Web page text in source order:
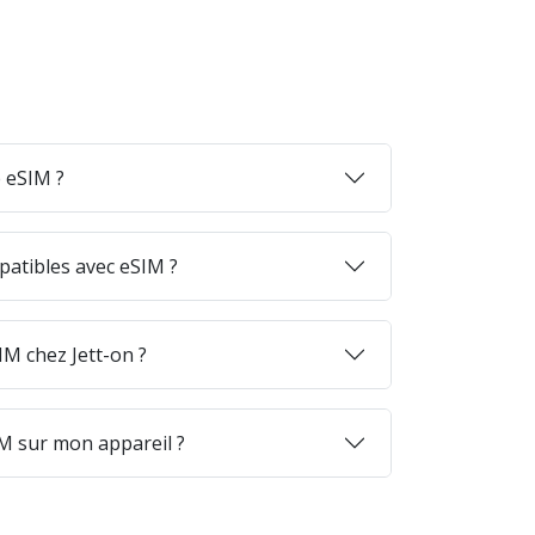
?
avec eSIM ?
chez Jett-on ?
sur mon appareil ?